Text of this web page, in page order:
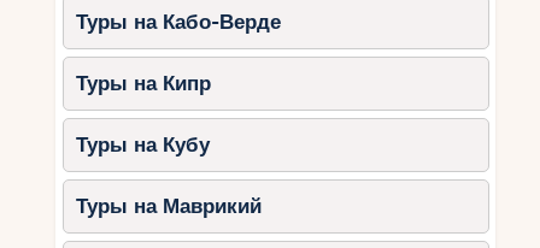
Туры на Кабо-Верде
Туры на Кипр
Туры на Кубу
Туры на Маврикий